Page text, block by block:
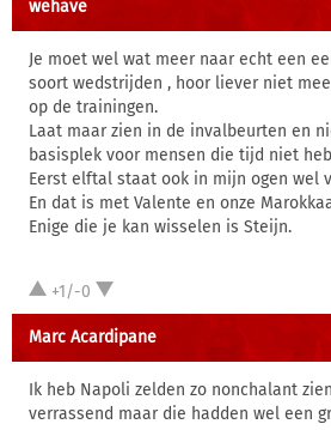
wehave
Je moet wel wat meer naar echt een
soort wedstrijden , hoor liever niet
op de trainingen.
Laat maar zien in de invalbeurten en
basisplek voor mensen die tijd niet
Eerst elftal staat ook in mijn ogen wel
En dat is met Valente en onze
Enige die je kan wisselen is Steijn.
+1/-0
Marc Acardipane
Ik heb Napoli zelden zo nonchalant
verrassend maar die hadden wel een